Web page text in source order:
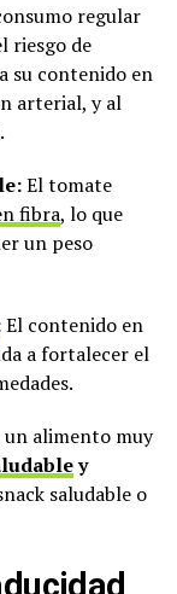
regular
riesgo de
su contenido en
arterial, y al
El tomate
fibra, lo que
un peso
El contenido en
a fortalecer el
alimento muy
y
saludable o